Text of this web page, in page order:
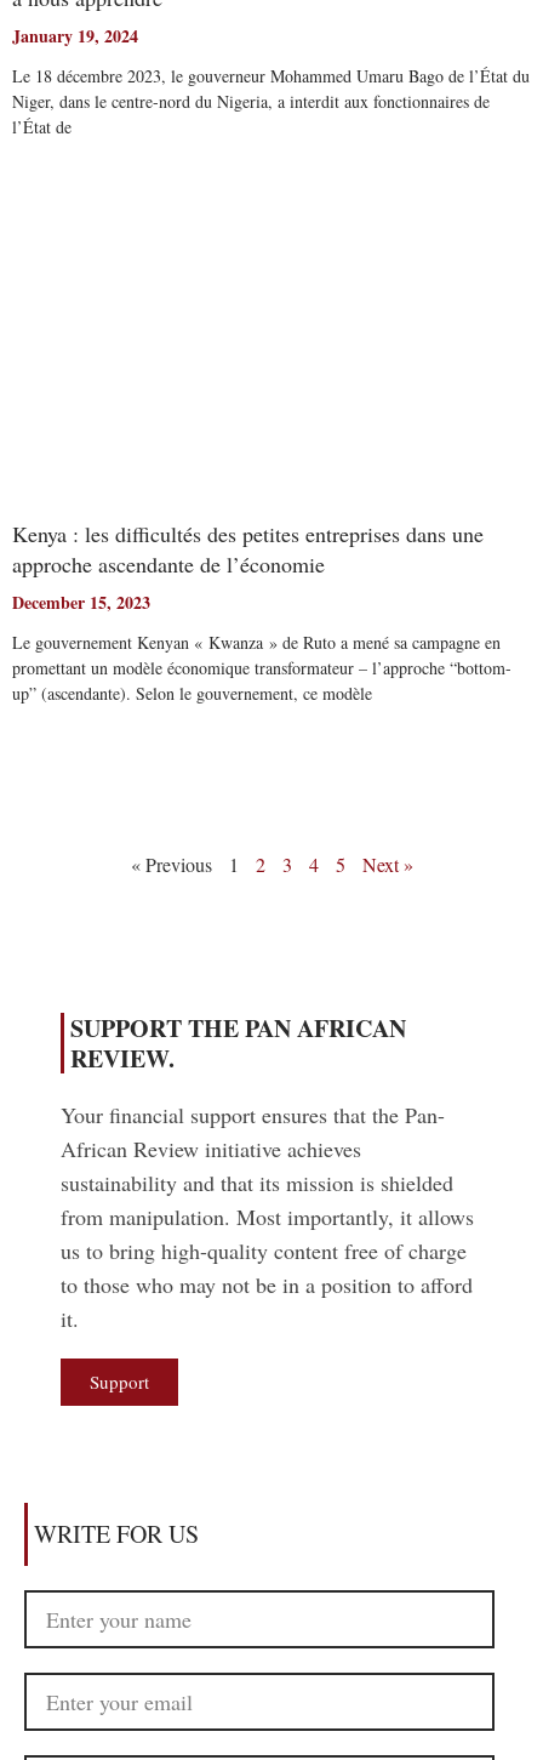
January 19, 2024
Le 18 décembre 2023, le gouverneur Mohammed Umaru Bago de l’État du
Niger, dans le centre-nord du Nigeria, a interdit aux fonctionnaires de
l’État de
Kenya : les difficultés des petites entreprises dans une
approche ascendante de l’économie
December 15, 2023
Le gouvernement Kenyan « Kwanza » de Ruto a mené sa campagne en
promettant un modèle économique transformateur – l’approche “bottom-
up” (ascendante). Selon le gouvernement, ce modèle
« Previous 1 2 3 4 5 Next »
SUPPORT THE PAN AFRICAN
REVIEW.
Your financial support ensures that the Pan-
African Review initiative achieves
sustainability and that its mission is shielded
from manipulation. Most importantly, it allows
us to bring high-quality content free of charge
to those who may not be in a position to afford
it.
Support
WRITE FOR US